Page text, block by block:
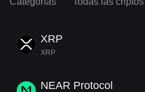
XRP
XRP
NEAR Protocol